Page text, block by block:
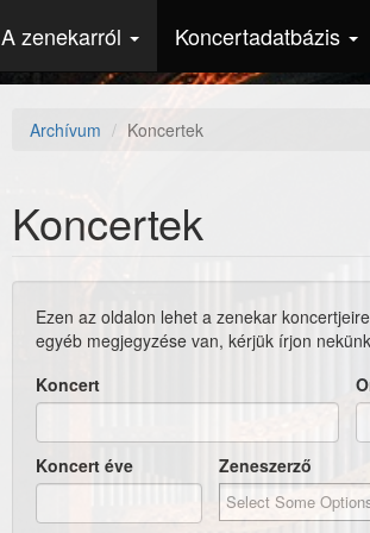
A zenekarról Koncertadatbázis
Archívum Koncertek
Koncertek
Ezen az oldalon lehet a zenekar
egyéb megjegyzése van, kérjük írjon
Koncert
Koncert éve Zeneszerző